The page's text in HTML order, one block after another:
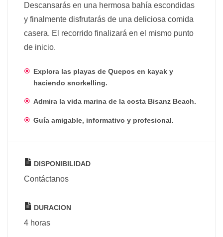
Descansarás en una hermosa bahía escondidas
y finalmente disfrutarás de una deliciosa comida
casera. El recorrido finalizará en el mismo punto
de inicio.
Explora las playas de Quepos en kayak y
haciendo snorkelling.
Admira la vida marina de la costa Bisanz Beach.
Guía amigable, informativo y profesional.
DISPONIBILIDAD
Contáctanos
DURACION
4 horas